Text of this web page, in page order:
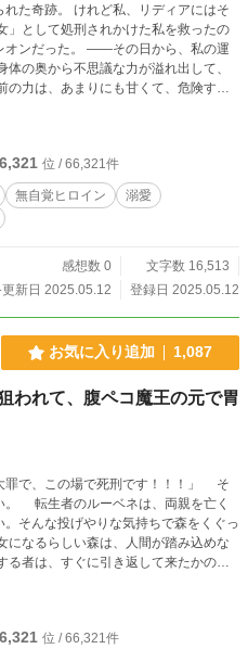
た奇跡。 けれど私、リディアにはそ
オンだった。 ――その日から、私の運
力は、あまりにも甘くて、危険すぎ
なのに――？ 無自覚な聖女×
ぎる溺愛監禁ライフ、開幕です。
位 / 66,321件
無自覚ヒロイン
溺愛
感想数 0
文字数 16,513
新日 2025.05.12
登録日 2025.05.12
お気に入り追加 1,087
われて、腹ペコ魔王の元で胃
で、この場で死刑です！！！」 そ
。 転生者のルーベネは、両親を亡く
そんな投げやりな気持ちで森をくぐっ
なるらしい森は、人間が踏み込めな
者は、すぐに引き返して来たかのよ
も覚える森の中は、やがて立ち入る者
てみれば、森の奥へと進めた。 そ
聖女となったルーベネ。魔物の侵入
ていた。 順調にいっていたのだった
位 / 66,321件